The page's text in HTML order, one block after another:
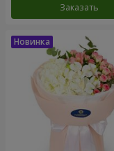
Заказать